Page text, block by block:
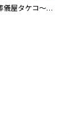
葬儀屋タケコ～あなたの最期、叶えます【電子単行本版】